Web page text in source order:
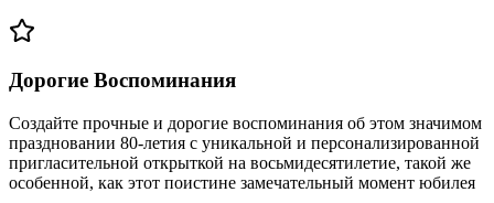
Дорогие Воспоминания
Создайте прочные и дорогие воспоминания об этом значимом
праздновании 80-летия с уникальной и персонализированной
пригласительной открыткой на восьмидесятилетие, такой же
особенной, как этот поистине замечательный момент юбилея